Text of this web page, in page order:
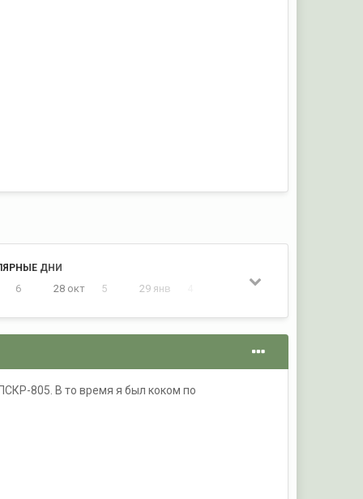
ДНИ
6 28 окт 5 29 янв 2 февр
805. В то время я был коком по